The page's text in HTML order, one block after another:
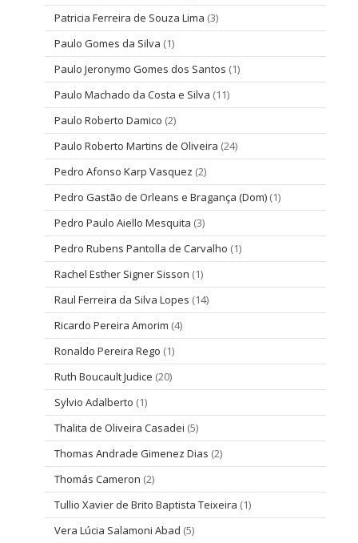
Patricia Ferreira de Souza Lima (3)
Paulo Gomes da Silva (1)
Paulo Jeronymo Gomes dos Santos (1)
Paulo Machado da Costa e Silva (11)
Paulo Roberto Damico (2)
Paulo Roberto Martins de Oliveira (24)
Pedro Afonso Karp Vasquez (2)
Pedro Gastão de Orleans e Bragança (Dom) (1)
Pedro Paulo Aiello Mesquita (3)
Pedro Rubens Pantolla de Carvalho (1)
Rachel Esther Signer Sisson (1)
Raul Ferreira da Silva Lopes (14)
Ricardo Pereira Amorim (4)
Ronaldo Pereira Rego (1)
Ruth Boucault Judice (20)
Sylvio Adalberto (1)
Thalita de Oliveira Casadei (5)
Thomas Andrade Gimenez Dias (2)
Thomás Cameron (2)
Tullio Xavier de Brito Baptista Teixeira (1)
Vera Lúcia Salamoni Abad (5)